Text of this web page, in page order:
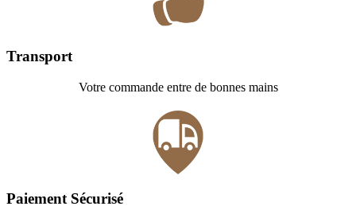
Transport
Votre commande entre de bonnes mains
Paiement Sécurisé